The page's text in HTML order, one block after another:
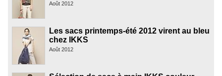
Août 2012
Les sacs printemps-été 2012 virent au bleu
chez IKKS
Août 2012